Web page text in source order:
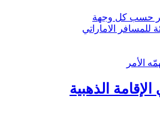
حسب كل وجهة
للمسافر الاماراتي
الأمر
الذهبية